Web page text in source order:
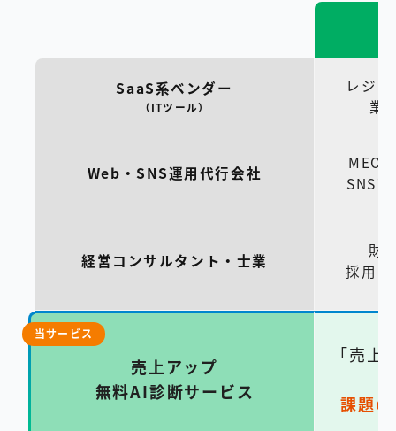
SaaS系ベンダー
（ITツール）
レジ
業
Web・SNS運用代行会社
MEO
SNS
経営コンサルタント・士業
財
採用
当サービス
売上アップ
無料AI診断サービス
「売
課題